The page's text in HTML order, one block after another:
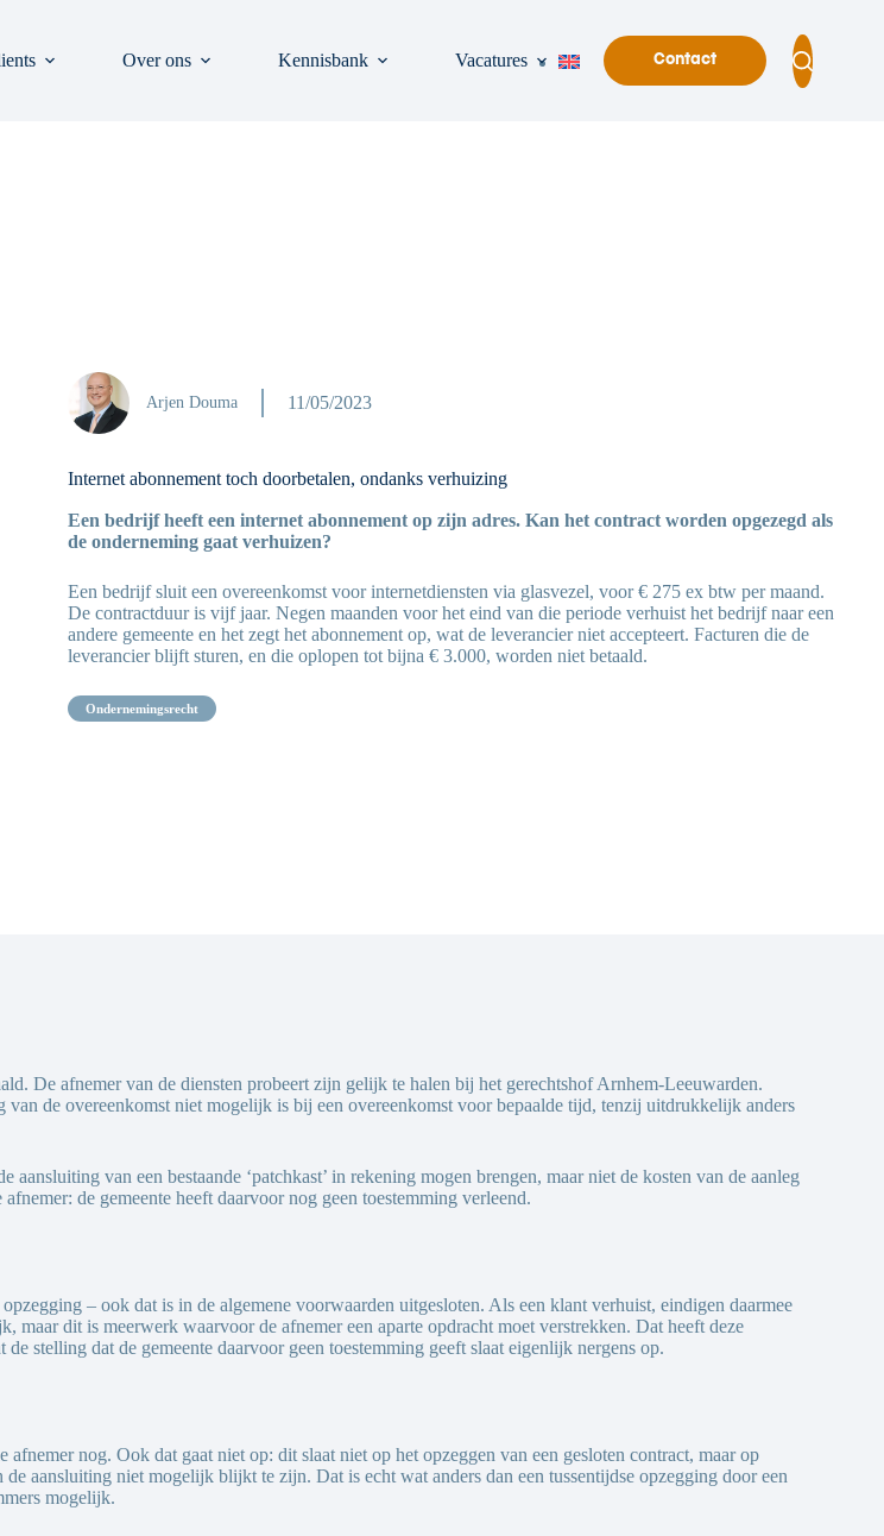
Over ons Kennisbank Vacatures Contact
Arjen Douma 11/05/2023
Internet abonnement toch doorbetalen, ondanks verhuizing
Een bedrijf heeft een internet abonnement op zijn adres. Kan het contract worden opgezegd als
de onderneming gaat verhuizen?
Een bedrijf sluit een overeenkomst voor internetdiensten via glasvezel, voor € 275 ex btw per maand.
De contractduur is vijf jaar. Negen maanden voor het eind van die periode verhuist het bedrijf naar een
andere gemeente en het zegt het abonnement op, wat de leverancier niet accepteert. Facturen die de
leverancier blijft sturen, en die oplopen tot bijna € 3.000, worden niet betaald.
ondernemingsrecht
De afnemer van de diensten probeert zijn gelijk te halen bij het gerechtshof Arnhem-Leeuwarden.
van de overeenkomst niet mogelijk is bij een overeenkomst voor bepaalde tijd, tenzij uitdrukkelijk anders
van een bestaande ‘patchkast’ in rekening mogen brengen, maar niet de kosten van de aanleg
de gemeente heeft daarvoor nog geen toestemming verleend.
– ook dat is in de algemene voorwaarden uitgesloten. Als een klant verhuist, eindigen daarmee
dit is meerwerk waarvoor de afnemer een aparte opdracht moet verstrekken. Dat heeft deze
stelling dat de gemeente daarvoor geen toestemming geeft slaat eigenlijk nergens op.
nog. Ook dat gaat niet op: dit slaat niet op het opzeggen van een gesloten contract, maar op
aansluiting niet mogelijk blijkt te zijn. Dat is echt wat anders dan een tussentijdse opzegging door een
mogelijk.